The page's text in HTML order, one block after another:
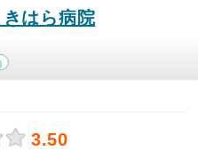
はら病院
3.50